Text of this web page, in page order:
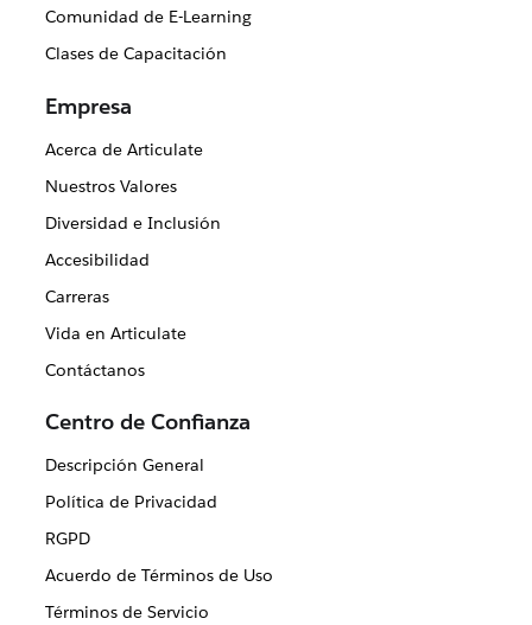
Comunidad de E-Learning
Clases de Capacitación
Empresa
Acerca de Articulate
Nuestros Valores
Diversidad e Inclusión
Accesibilidad
Carreras
Vida en Articulate
Contáctanos
Centro de Confianza
Descripción General
Política de Privacidad
RGPD
Acuerdo de Términos de Uso
Términos de Servicio